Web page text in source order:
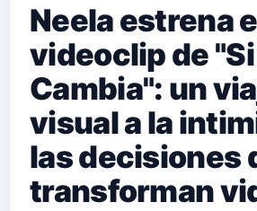
Neela estrena
videoclip de
Cambia": un
visual a la
las decisiones
transforman